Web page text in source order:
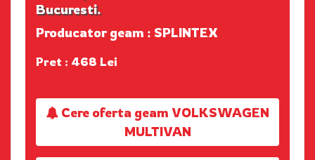
Bucuresti.
Producator geam : SPLINTEX
Pret : 468 Lei
Cere oferta geam VOLKSWAGEN
MULTIVAN